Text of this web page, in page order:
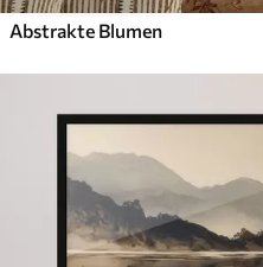
Abstrakte Blumen